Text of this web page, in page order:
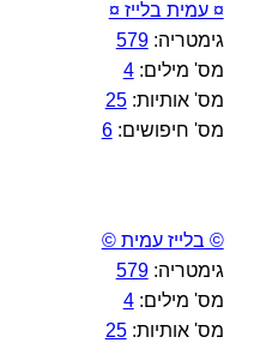
¤ עמית בלייז ¤
גימטריה:579
מס' מילים:4
מס' אותיות:25
מס' חיפושים:6
© בלייז עמית ©
גימטריה:579
מס' מילים:4
מס' אותיות:25